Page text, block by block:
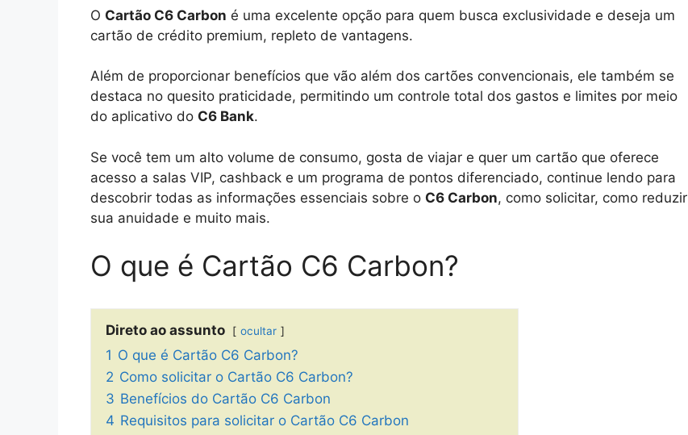
O Cartão C6 Carbon é uma excelente opção para quem busca exclusividade e deseja um
cartão de crédito premium, repleto de vantagens.
Além de proporcionar benefícios que vão além dos cartões convencionais, ele também se
destaca no quesito praticidade, permitindo um controle total dos gastos e limites por meio
do aplicativo do C6 Bank.
Se você tem um alto volume de consumo, gosta de viajar e quer um cartão que oferece
acesso a salas VIP, cashback e um programa de pontos diferenciado, continue lendo para
descobrir todas as informações essenciais sobre o C6 Carbon, como solicitar, como reduzir
sua anuidade e muito mais.
O que é Cartão C6 Carbon?
Direto ao assunto ocultar
1 O que é Cartão C6 Carbon?
2 Como solicitar o Cartão C6 Carbon?
3 Benefícios do Cartão C6 Carbon
4 Requisitos para solicitar o Cartão C6 Carbon